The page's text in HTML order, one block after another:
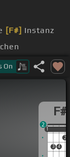
[F#] Instanz
hellwach.
On
F#
1
3 4
2
1
2